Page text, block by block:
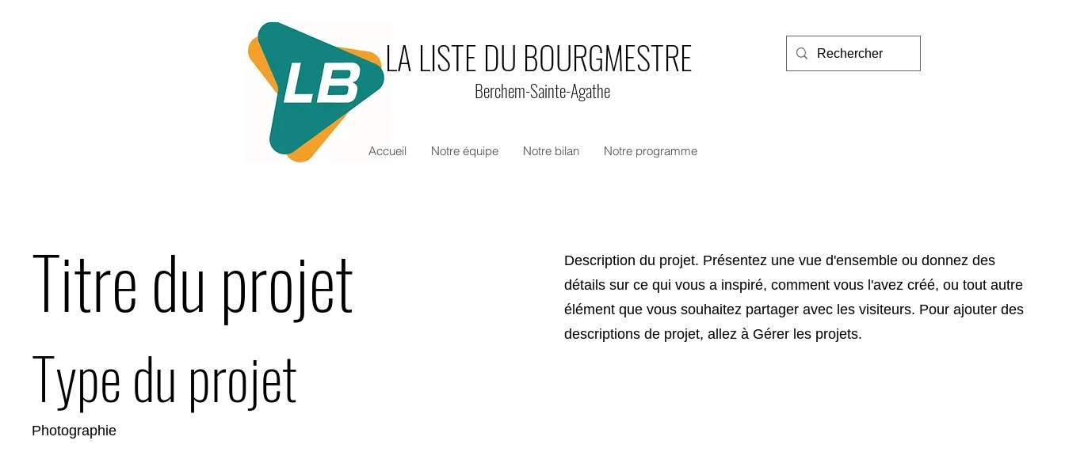
LA LISTE DU BOURGMESTRE
Berchem-Sainte-Agathe
Accueil Notre équipe Notre bilan Notre programme
Titre du projet
Type du projet
Photographie
Description du projet. Présentez une vue d'ensemble ou donnez des
détails sur ce qui vous a inspiré, comment vous l'avez créé, ou tout autre
élément que vous souhaitez partager avec les visiteurs. Pour ajouter des
descriptions de projet, allez à Gérer les projets.